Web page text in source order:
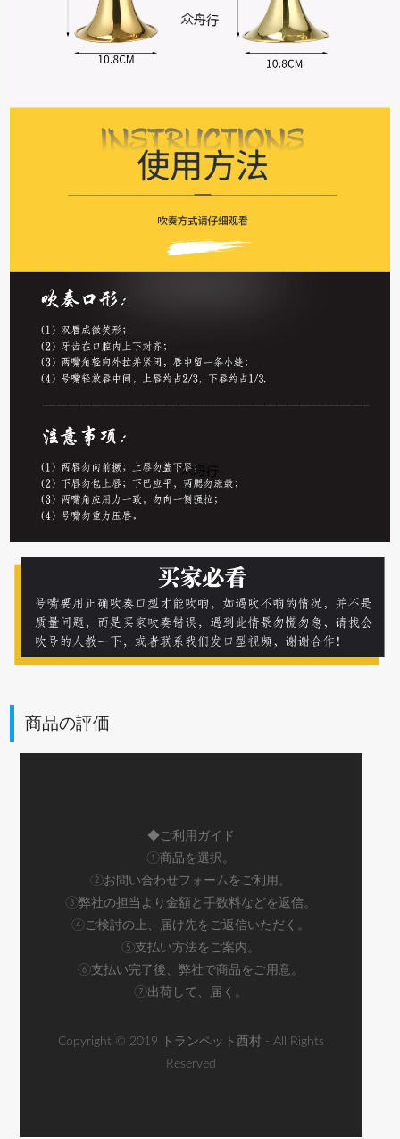
商品の評価
◆ご利用ガイド
①商品を選択。
②お問い合わせフォームをご利用。
③弊社の担当より金額と手数料などを返信。
④ご検討の上、届け先をご返信いただく。
⑤支払い方法をご案内。
⑥支払い完了後、弊社で商品をご用意。
⑦出荷して、届く。
Copyright © 2019 トランペット西村 - All Rights
Reserved